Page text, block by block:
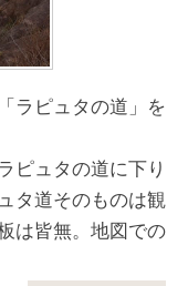
ラピュタの道」を
ピュタの道に下り
タ道そのものは観
は皆無。地図での